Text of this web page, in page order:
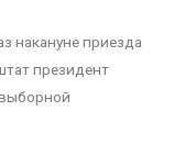
накануне приезда
президент